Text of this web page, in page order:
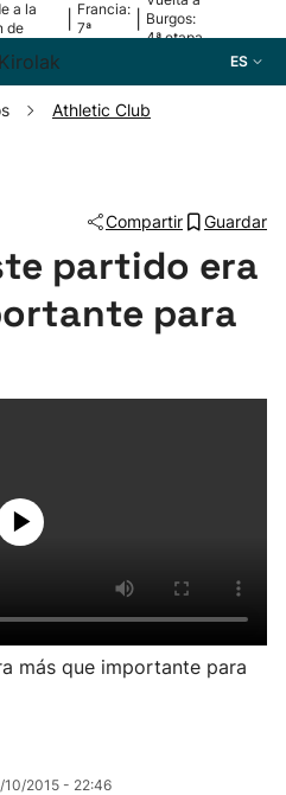
a la
de
Francia:
7ª
Burgos:
4ª etapa
ES
Athletic Club
Compartir Guardar
partido era
para
más que importante para
2015 - 22:46